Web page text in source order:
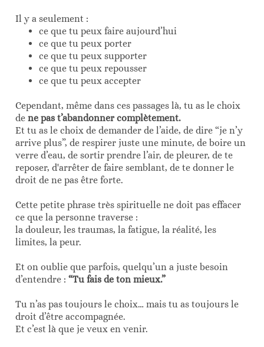
Il y a seulement :
ce que tu peux faire aujourd’hui
ce que tu peux porter
ce que tu peux supporter
ce que tu peux repousser
ce que tu peux accepter
Cependant, même dans ces passages là, tu as le choix
de ne pas t’abandonner complètement.
Et tu as le choix de demander de l’aide, de dire “je n’y
arrive plus”, de respirer juste une minute, de boire un
verre d’eau, de sortir prendre l’air, de pleurer, de te
reposer, d'arrêter de faire semblant, de te donner le
droit de ne pas être forte.
Cette petite phrase très spirituelle ne doit pas effacer
ce que la personne traverse :
la douleur, les traumas, la fatigue, la réalité, les
limites, la peur.
Et on oublie que parfois, quelqu’un a juste besoin
d’entendre : “Tu fais de ton mieux.”
Tu n’as pas toujours le choix… mais tu as toujours le
droit d’être accompagnée.
Et c’est là que je veux en venir.